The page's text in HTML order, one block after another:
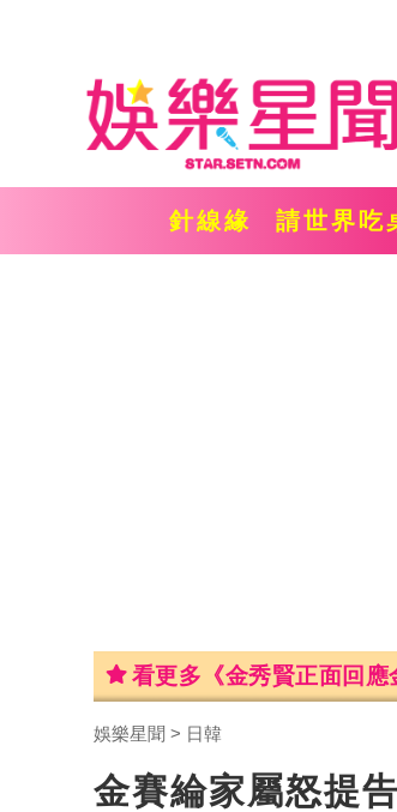
針線緣 請世界吃
看更多《金秀賢正面回應
娛樂星聞 日韓
金賽綸家屬怒提